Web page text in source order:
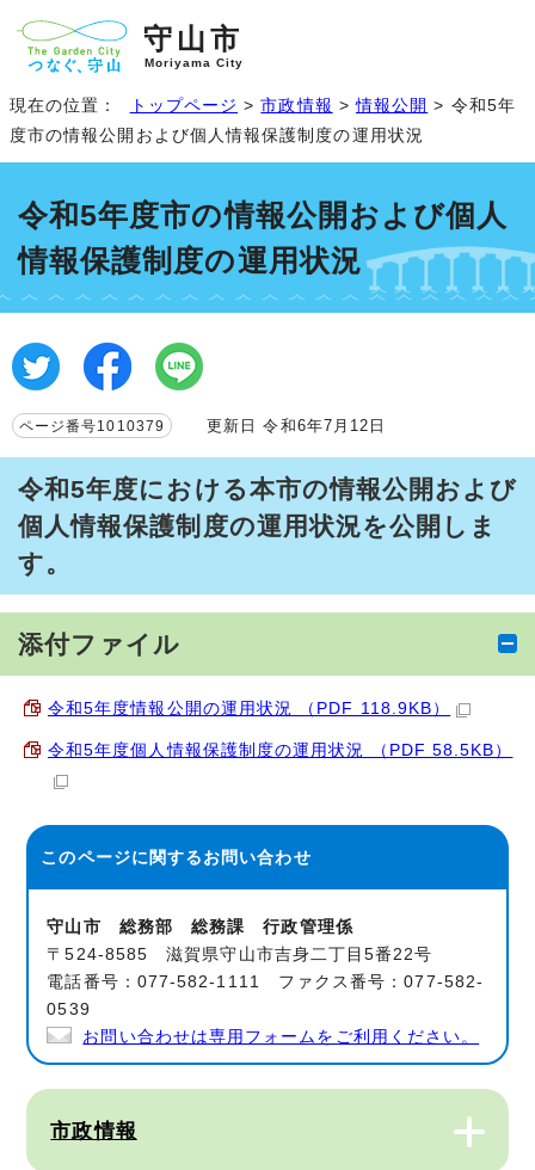
守山市
Moriyama City
現在の位置： トップページ >市政情報 >情報公開 > 令和5年
度市の情報公開および個人情報保護制度の運用状況
令和5年度市の情報公開および個人
情報保護制度の運用状況
ページ番号1010379 更新日 令和6年7月12日
令和5年度における本市の情報公開および
個人情報保護制度の運用状況を公開しま
す。
添付ファイル
令和5年度情報公開の運用状況 （PDF 118.9KB）
令和5年度個人情報保護制度の運用状況 （PDF 58.5KB）
このページに関するお問い合わせ
守山市 総務部 総務課 行政管理係
〒524-8585 滋賀県守山市吉身二丁目5番22号
電話番号：077-582-1111 ファクス番号：077-582-
0539
お問い合わせは専用フォームをご利用ください。
市政情報